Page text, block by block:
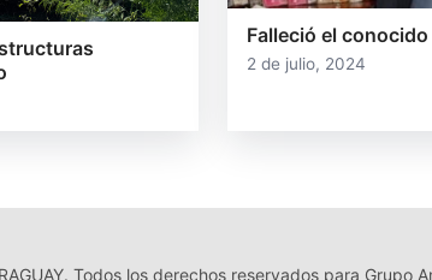
Falleció el
2 de julio, 2024
Todos los derechos reservados para Grupo